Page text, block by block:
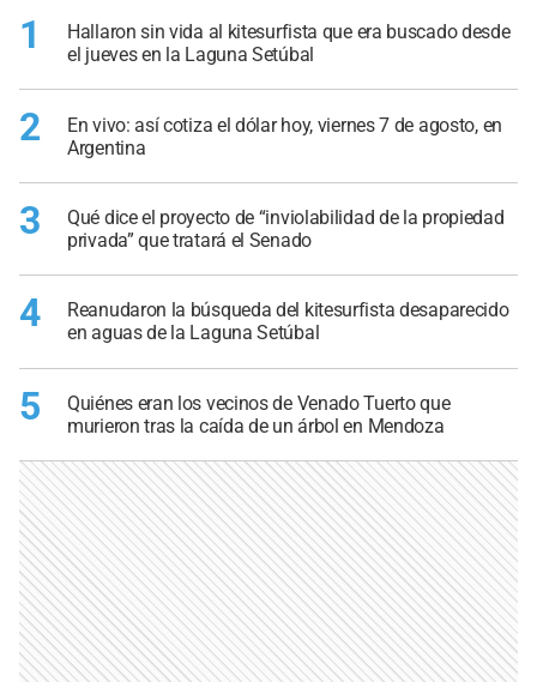
1
Hallaron sin vida al kitesurfista que era buscado desde
el jueves en la Laguna Setúbal
2
En vivo: así cotiza el dólar hoy, viernes 7 de agosto, en
Argentina
3
Qué dice el proyecto de “inviolabilidad de la propiedad
privada” que tratará el Senado
4
Reanudaron la búsqueda del kitesurfista desaparecido
en aguas de la Laguna Setúbal
5
Quiénes eran los vecinos de Venado Tuerto que
murieron tras la caída de un árbol en Mendoza